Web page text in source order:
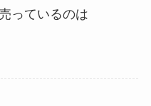
っているのは